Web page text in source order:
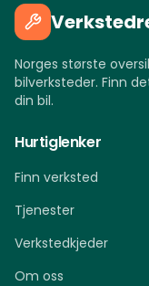
Norges største
bilverksteder. Finn
din bil.
Hurtiglenker
Finn verksted
Tjenester
Verkstedkjeder
Om oss